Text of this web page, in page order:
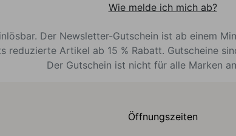
Wie melde ich mich ab?
Der Newsletter-Gutschein ist ab einem
reduzierte Artikel ab 15 % Rabatt. Gutscheine
Der Gutschein ist nicht für alle Marken
Öffnungszeiten